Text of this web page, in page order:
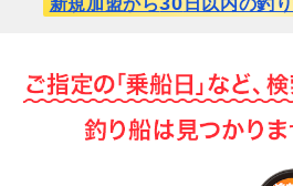
新規加盟から
日以内の釣